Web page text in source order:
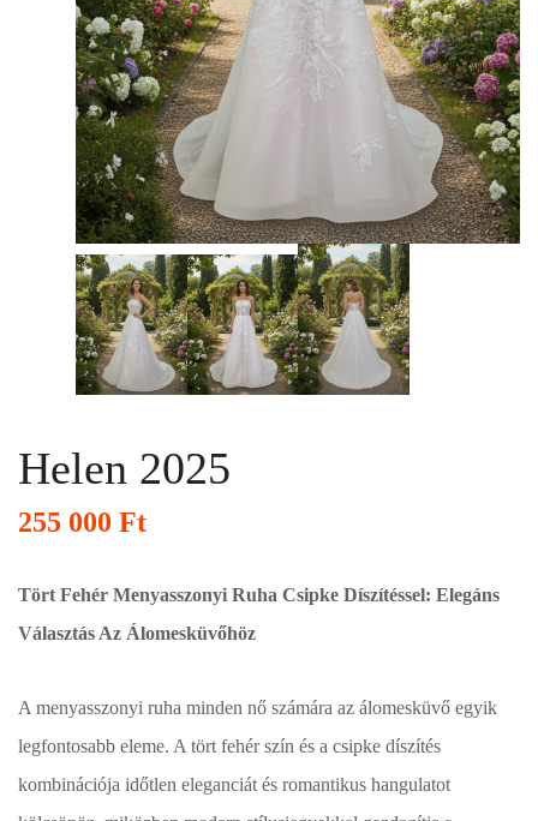
Helen 2025
255 000 Ft
Tört Fehér Menyasszonyi Ruha Csipke Díszítéssel: Elegáns
Választás Az Álomesküvőhöz
A menyasszonyi ruha minden nő számára az álomesküvő egyik
legfontosabb eleme. A tört fehér szín és a csipke díszítés
kombinációja időtlen eleganciát és romantikus hangulatot